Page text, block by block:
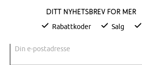
Ditt nyhetsbrev for mer
Rabattkoder Salg
Din e-postadresse